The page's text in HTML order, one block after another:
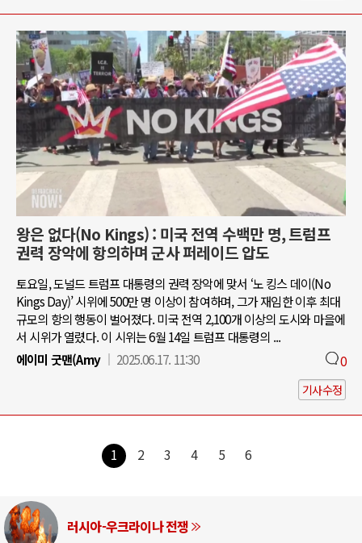
왕은 없다(No Kings) : 미국 전역 수백만 명, 트럼프
권력 장악에 항의하며 군사 퍼레이드 압도
토요일, 도널드 트럼프 대통령의 권력 장악에 맞서 ‘노 킹스 데이(No
Kings Day)’ 시위에 500만 명 이상이 참여하며, 그가 재임한 이후 최대
규모의 항의 행동이 벌어졌다. 미국 전역 2,100개 이상의 도시와 마을에
서 시위가 열렸다. 이 시위는 6월 14일 트럼프 대통령의 ...
에이미 굿맨(Amy
2025.06.17. 11:30 0
기사수정
1 2 3 4 5 6
러시아-우크라이나 전쟁